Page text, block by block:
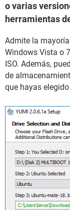
o varias
herramientas
Admite la
Windows Vista o
ISO. Además,
de
que hayas elegido